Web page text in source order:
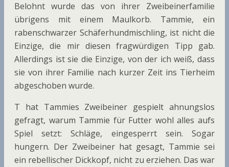
Belohnt wurde das von ihrer Zweibeinerfamilie
übrigens mit einem Maulkorb. Tammie, ein
rabenschwarzer Schäferhundmischling, ist nicht die
Einzige, die mir diesen fragwürdigen Tipp gab.
Allerdings ist sie die Einzige, von der ich weiß, dass
sie von ihrer Familie nach kurzer Zeit ins Tierheim
abgeschoben wurde.
T hat Tammies Zweibeiner gespielt ahnungslos
gefragt, warum Tammie für Futter wohl alles aufs
Spiel setzt: Schläge, eingesperrt sein. Sogar
hungern. Der Zweibeiner hat gesagt, Tammie sei
ein rebellischer Dickkopf, nicht zu erziehen. Das war